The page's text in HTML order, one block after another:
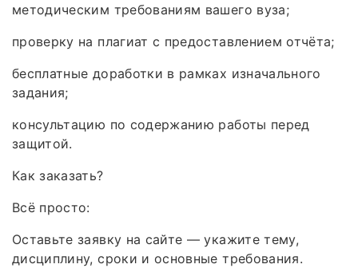
методическим требованиям вашего вуза;
проверку на плагиат с предоставлением отчёта;
бесплатные доработки в рамках изначального
задания;
консультацию по содержанию работы перед
защитой.
Как заказать?
Всё просто:
Оставьте заявку на сайте — укажите тему,
дисциплину, сроки и основные требования.